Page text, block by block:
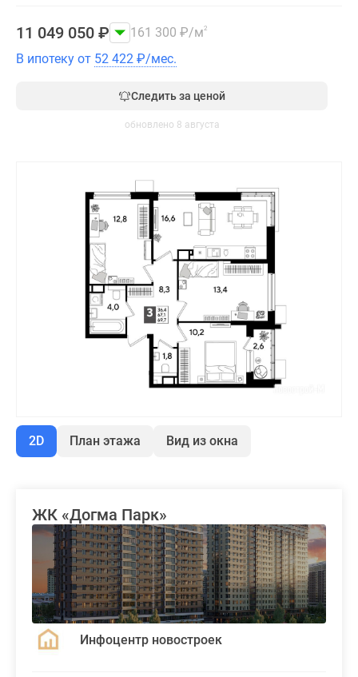
11 049 050 ₽ 161 300 ₽/м2
В ипотеку от 52 422 ₽/мес.
Следить за ценой
обновлено 8 августа
2D План этажа Вид из окна
ЖК «Догма Парк»
Инфоцентр новостроек